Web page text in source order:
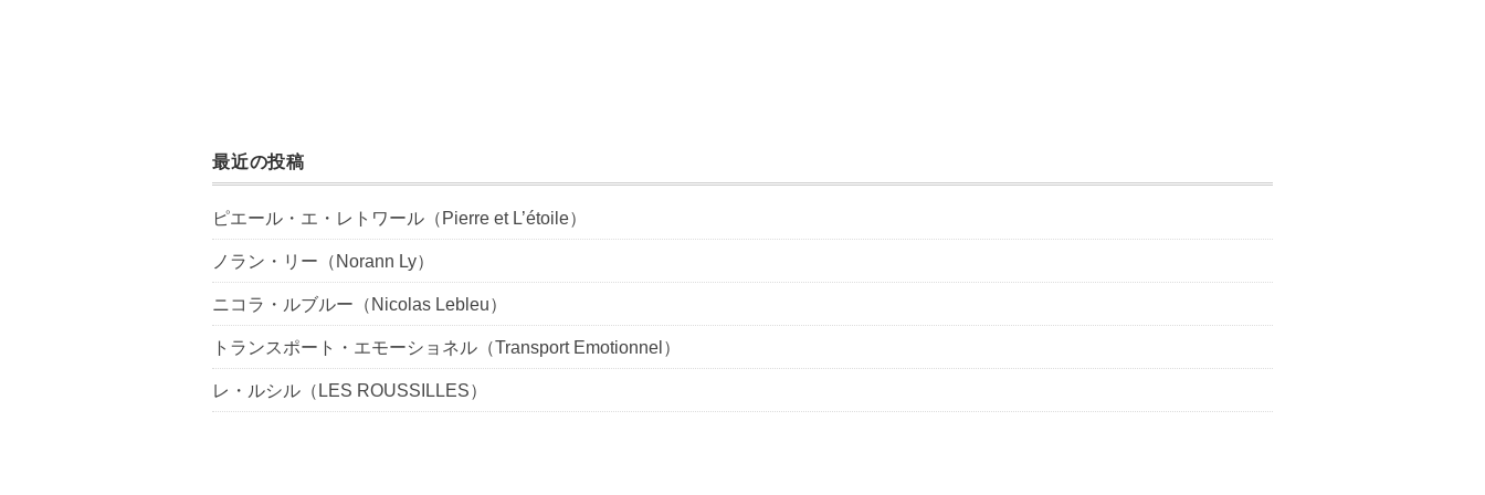
最近の投稿
ピエール・エ・レトワール（Pierre et L’étoile）
ノラン・リー（Norann Ly）
ニコラ・ルブルー（Nicolas Lebleu）
トランスポート・エモーショネル（Transport Emotionnel）
レ・ルシル（LES ROUSSILLES）